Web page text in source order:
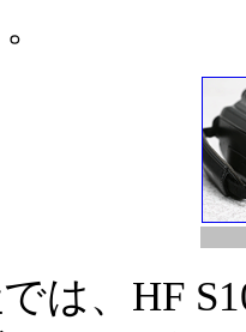
は、HF